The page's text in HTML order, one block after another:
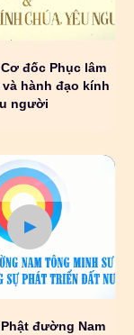
đốc Phục lâm
và hành đạo kính
người
đường Nam